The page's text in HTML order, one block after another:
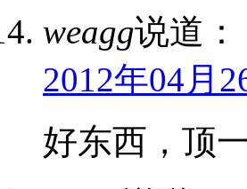
weagg说道：
2012年04月
好东西，顶